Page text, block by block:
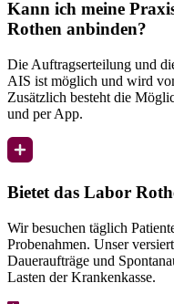
Kann ich meine
Rothen anbinden?
Die Auftragserteilung und
AIS ist möglich und wird
Zusätzlich besteht die
und per App.
Bietet das Labor
Wir besuchen täglich
Probenahmen. Unser
Daueraufträge und
Lasten der Krankenkasse.